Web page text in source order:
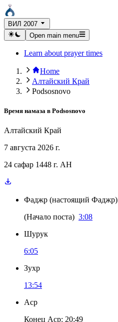
ВИЛ 2007
Open main menu
Learn about prayer times
Home
Алтайский Край
Podsosnovo
Время намаза в Podsosnovo
Алтайский Край
7 августа 2026 г.
24 сафар 1448 г. AH
Фаджр (настоящий Фаджр)
(Начало поста) 3:08
Шурук
6:05
Зухр
13:54
Аср
Конец Аср: 20:49